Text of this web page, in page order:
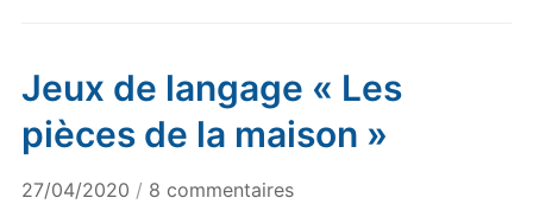
Jeux de langage « Les
pièces de la maison »
27/04/2020 / 8 commentairessur